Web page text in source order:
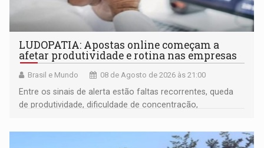
LUDOPATIA: Apostas online começam a
afetar produtividade e rotina nas empresas
Brasil e Mundo 08 de Agosto de 2026 às 21:00
Entre os sinais de alerta estão faltas recorrentes, queda
de produtividade, dificuldade de concentração,